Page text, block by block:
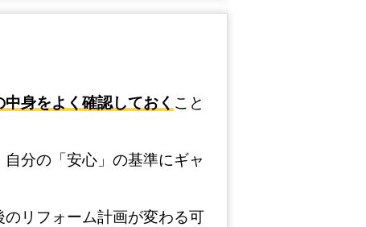
身をよく確認しておく こと
分の「安心」の基準にギャ
リフォーム計画が変わる可